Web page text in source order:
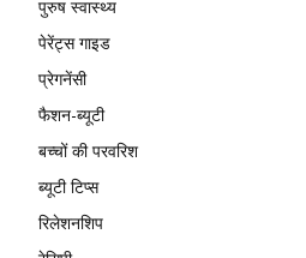
पुरुष स्वास्थ्य
पेरेंट्स गाइड
प्रेगनेंसी
फैशन-ब्यूटी
बच्चों की परवरिश
ब्यूटी टिप्स
रिलेशनशिप